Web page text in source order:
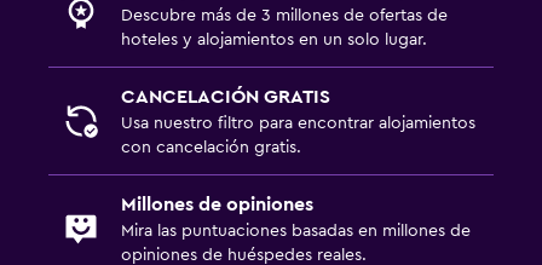
Descubre más de 3 millones de ofertas de
hoteles y alojamientos en un solo lugar.
CANCELACIÓN GRATIS
Usa nuestro filtro para encontrar alojamientos
con cancelación gratis.
Millones de opiniones
Mira las puntuaciones basadas en millones de
opiniones de huéspedes reales.